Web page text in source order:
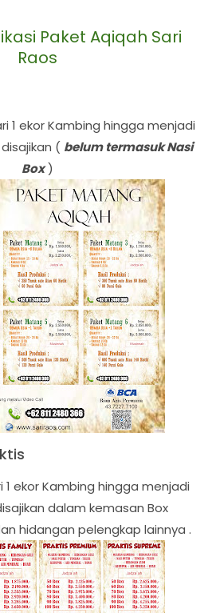
Paket Aqiqah Sari
Raos
1 ekor Kambing hingga menjadi
( belum termasuk Nasi
Box)
1 ekor Kambing hingga menjadi
dalam kemasan Box
hidangan pelengkap lainnya .